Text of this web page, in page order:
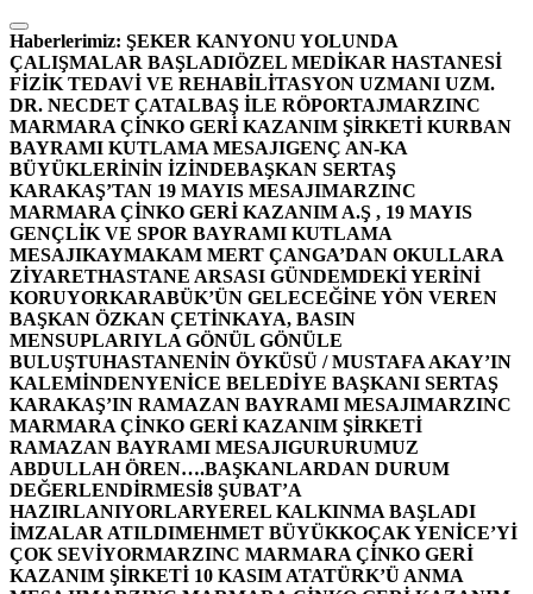
İçeriğe
atla
Haberlerimiz: ŞEKER KANYONU YOLUNDA
ÇALIŞMALAR BAŞLADIÖZEL MEDİKAR HASTANESİ
FİZİK TEDAVİ VE REHABİLİTASYON UZMANI UZM.
DR. NECDET ÇATALBAŞ İLE RÖPORTAJMARZINC
MARMARA ÇİNKO GERİ KAZANIM ŞİRKETİ KURBAN
BAYRAMI KUTLAMA MESAJIGENÇ AN-KA
BÜYÜKLERİNİN İZİNDEBAŞKAN SERTAŞ
KARAKAŞ’TAN 19 MAYIS MESAJIMARZINC
MARMARA ÇİNKO GERİ KAZANIM A.Ş , 19 MAYIS
GENÇLİK VE SPOR BAYRAMI KUTLAMA
MESAJIKAYMAKAM MERT ÇANGA’DAN OKULLARA
ZİYARETHASTANE ARSASI GÜNDEMDEKİ YERİNİ
KORUYORKARABÜK’ÜN GELECEĞİNE YÖN VEREN
BAŞKAN ÖZKAN ÇETİNKAYA, BASIN
MENSUPLARIYLA GÖNÜL GÖNÜLE
BULUŞTUHASTANENİN ÖYKÜSÜ / MUSTAFA AKAY’IN
KALEMİNDENYENİCE BELEDİYE BAŞKANI SERTAŞ
KARAKAŞ’IN RAMAZAN BAYRAMI MESAJIMARZINC
MARMARA ÇİNKO GERİ KAZANIM ŞİRKETİ
RAMAZAN BAYRAMI MESAJIGURURUMUZ
ABDULLAH ÖREN….BAŞKANLARDAN DURUM
DEĞERLENDİRMESİ8 ŞUBAT’A
HAZIRLANIYORLARYEREL KALKINMA BAŞLADI
İMZALAR ATILDIMEHMET BÜYÜKKOÇAK YENİCE’Yİ
ÇOK SEVİYORMARZINC MARMARA ÇİNKO GERİ
KAZANIM ŞİRKETİ 10 KASIM ATATÜRK’Ü ANMA